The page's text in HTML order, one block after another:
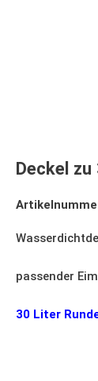
Deckel zu
passender
30 Liter